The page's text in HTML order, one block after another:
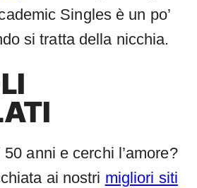
Singles è un po’
si tratta della nicchia.
anni e cerchi l’amore?
ai nostri migliori siti